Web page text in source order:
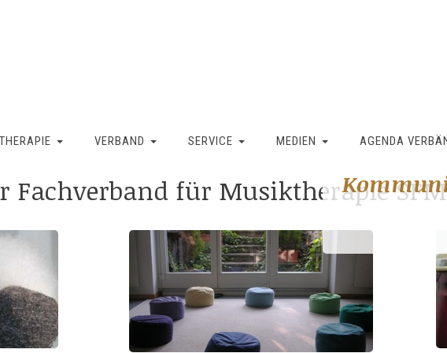
VERBAND SERVICE MEDIEN AGENDA
Lernen
Sozial-
Fachverband für Musiktherapie